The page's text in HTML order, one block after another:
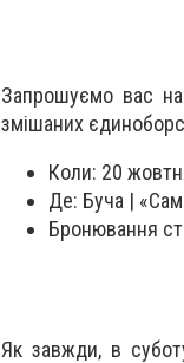
Запрошуємо вас на
змішаних
Коли: 20
Де: Буча |
Бронювання
Як завжди, в